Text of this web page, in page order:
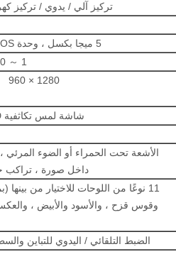
تركيز آلي / يدوي / تركيز
5 ميجا بكسل ، وحدة CMOS ، ضوء ملء LED مدمج
1 ～ 40 مرة تقريب رقمي مستمر
1280 × 960
شاشة لمس تكاثفية LCD ملونة مقاس 5 بوصات
الأشعة تحت الحمراء أو الضوء
داخل صورة ، تراكب
11 نوعًا من اللوحات للاختيار من
وقوس قزح ، والأسود والأبيض ،
الضبط التلقائي / اليدوي للتباين